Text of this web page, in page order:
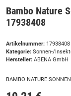
Bambo Nature
17938408
Artikelnummer: 17938408
Kategorie: Sonnen-/
Hersteller: ABENA GmbH
BAMBO NATURE